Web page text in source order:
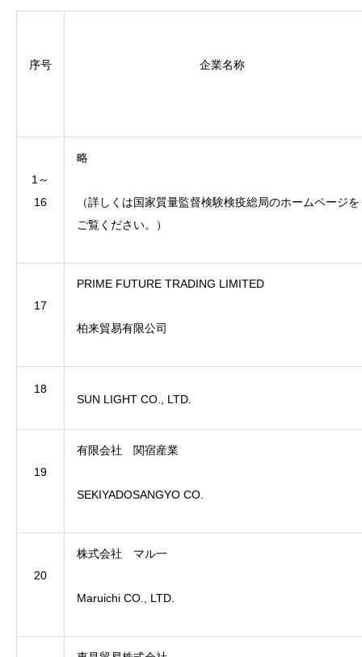
序号 企業名称
1～
16
略
（詳しくは国家質量監督検験検疫総局のホームページを
ご覧ください。）
17
PRIME FUTURE TRADING LIMITED
柏来貿易有限公司
18
SUN LIGHT CO., LTD.
19
有限会社 関宿産業
SEKIYADOSANGYO CO.
20
株式会社 マル一
Maruichi CO., LTD.